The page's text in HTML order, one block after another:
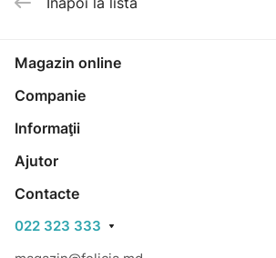
Magazin online
Companie
Informaţii
Ajutor
Contacte
022 323 333